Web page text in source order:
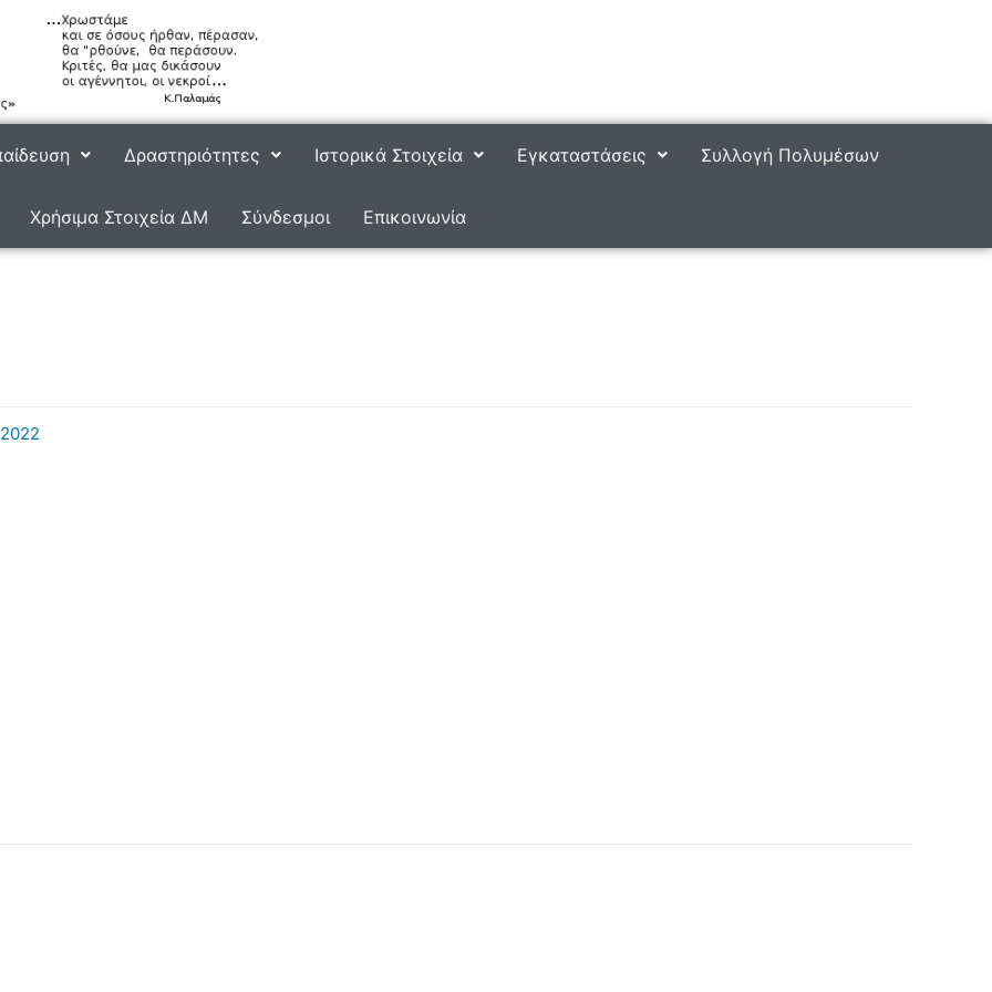
Δραστηριότητες Ιστορικά Στοιχεία Εγκαταστάσεις Συλλογή Πολυμέσων
Χρήσιμα Στοιχεία ΔΜ Σύνδεσμοι Επικοινωνία